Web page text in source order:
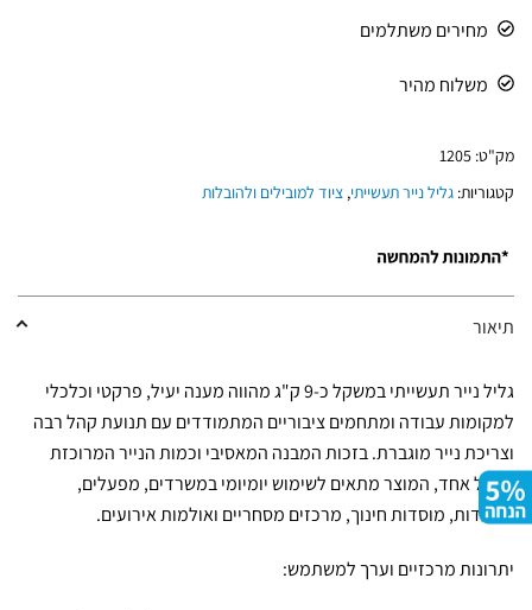
מחירים משתלמים
משלוח מהיר
מק"ט: 1205
קטגוריות: גליל נייר תעשייתי, ציוד למובילים ולהובלות
תיאור
גליל נייר תעשייתי במשקל כ-9 ק"ג מהווה מענה יעיל, פרקטי וכלכלי
למקומות עבודה ומתחמים ציבוריים המתמודדים עם תנועת קהל רבה
וצריכת נייר מוגברת. בזכות המבנה המאסיבי וכמות הנייר המרוכזת
בגליל אחד, המוצר מתאים לשימוש יומיומי במשרדים, מפעלים,
מסעדות, מוסדות חינוך, מרכזים מסחריים ואולמות אירועים.
יתרונות מרכזיים וערך למשתמש: